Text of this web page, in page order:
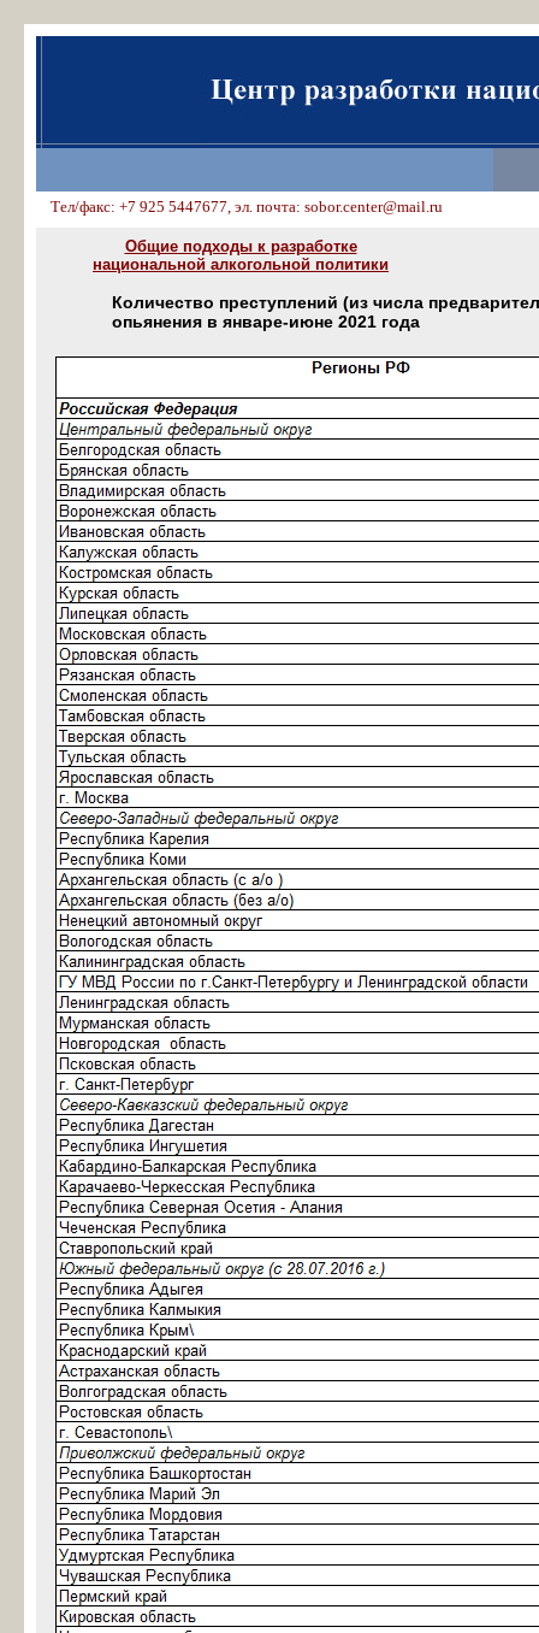
Тел/факс: +7 925 5447677, эл. почта: sobor.center@mail.ru
Общие подходы к разработке
национальной алкогольной политики
Количество преступлений (из числа
опьянения в январе-июне 2021 года